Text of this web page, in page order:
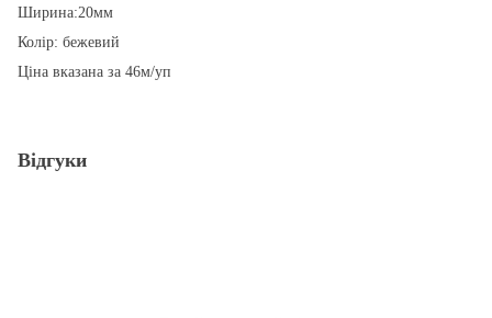
Ширина:20мм
Колір: бежевий
Ціна вказана за 46м/уп
Відгуки